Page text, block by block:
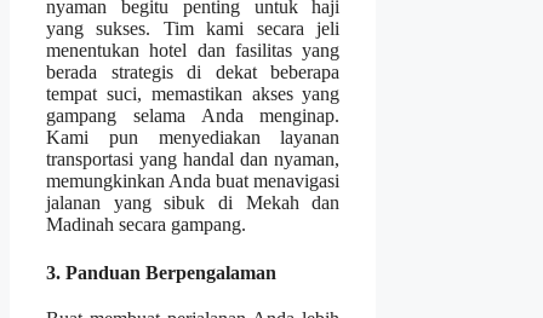
nyaman begitu penting untuk haji
yang sukses. Tim kami secara jeli
menentukan hotel dan fasilitas yang
berada strategis di dekat beberapa
tempat suci, memastikan akses yang
gampang selama Anda menginap.
Kami pun menyediakan layanan
transportasi yang handal dan nyaman,
memungkinkan Anda buat menavigasi
jalanan yang sibuk di Mekah dan
Madinah secara gampang.
3. Panduan Berpengalaman